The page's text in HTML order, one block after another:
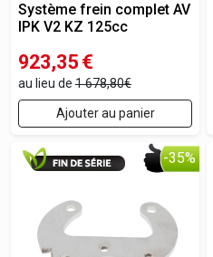
Système frein complet AV
IPK V2 KZ 125cc
923,35 €
au lieu de 1 678,80€
Ajouter au panier
-35%